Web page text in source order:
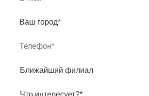
Ваш город*
Ближайший филиал
Что интересует?*